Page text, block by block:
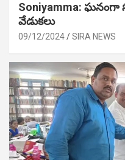
Soniyamma:
వేడుక‌లు
09/12/2024 SIRA NEWS